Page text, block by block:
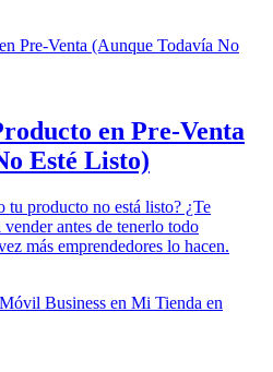
en Pre-Venta
Esté Listo)
tu producto no está listo? ¿Te
antes de tenerlo todo
más emprendedores lo hacen.